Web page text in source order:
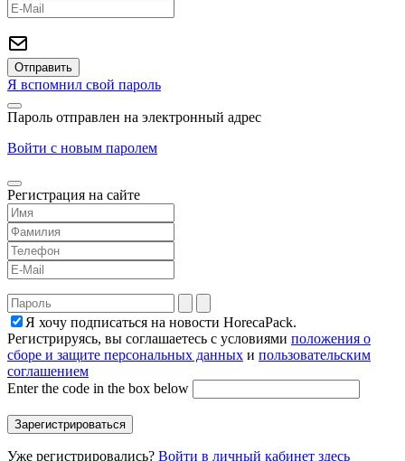
Я вспомнил свой пароль
Пароль отправлен на электронный адрес
Войти с новым паролем
Регистрация на сайте
Я хочу подписаться на новости HorecaPack.
Регистрируясь, вы соглашаетесь с условиями положения о
сборе и защите персональных данных и пользовательским
соглашением
Enter the code in the box below
Уже регистрировались? Войти в личный кабинет здесь